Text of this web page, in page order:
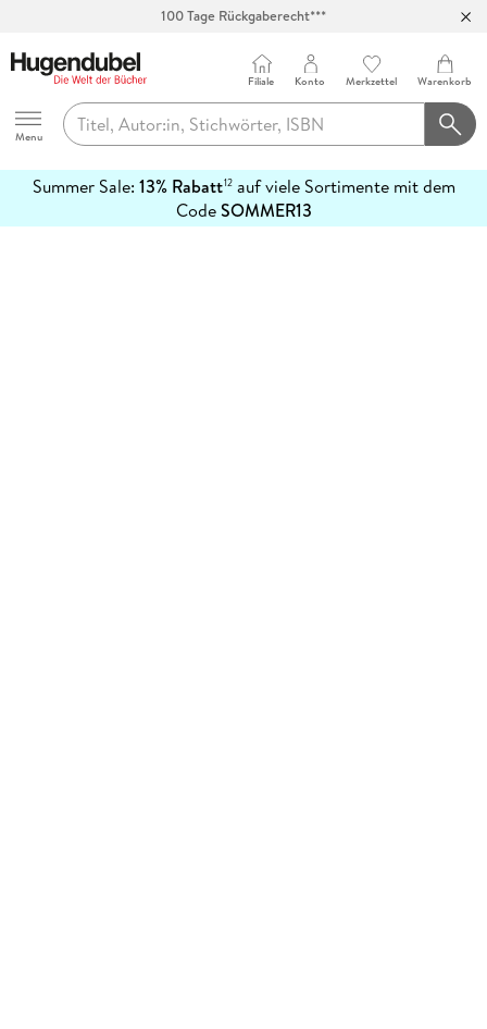
100 Tage Rückgaberecht***
Hugendubel
Menu
Filiale Konto Merkzettel Warenkorb
Summer Sale: 13% Rabatt12auf viele Sortimente mit dem
CodeSOMMER13
erfahren